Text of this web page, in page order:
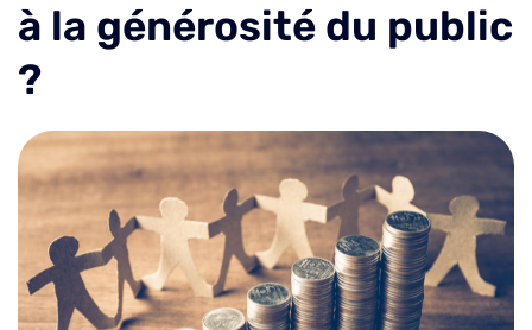
à la générosité du public
?